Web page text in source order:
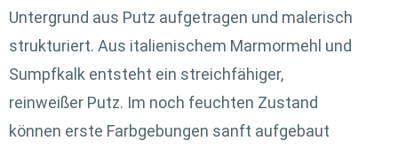
Untergrund aus Putz aufgetragen und malerisch
strukturiert. Aus italienischem Marmormehl und
Sumpfkalk entsteht ein streichfähiger,
reinweißer Putz. Im noch feuchten Zustand
können erste Farbgebungen sanft aufgebaut